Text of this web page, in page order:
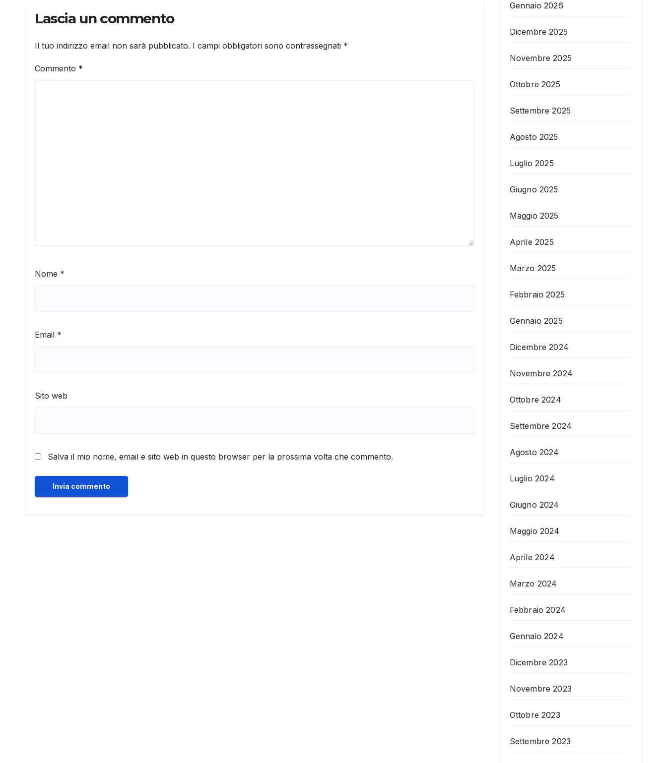
Lascia un commento
Il tuo indirizzo email non sarà pubblicato. I campi obbligatori sono contrassegnati *
Commento *
Nome *
Email *
Sito web
Salva il mio nome, email e sito web in questo browser per la prossima volta che commento.
Gennaio 2026
Dicembre 2025
Novembre 2025
Ottobre 2025
Settembre 2025
Agosto 2025
Luglio 2025
Giugno 2025
Maggio 2025
Aprile 2025
Marzo 2025
Febbraio 2025
Gennaio 2025
Dicembre 2024
Novembre 2024
Ottobre 2024
Settembre 2024
Agosto 2024
Luglio 2024
Giugno 2024
Maggio 2024
Aprile 2024
Marzo 2024
Febbraio 2024
Gennaio 2024
Dicembre 2023
Novembre 2023
Ottobre 2023
Settembre 2023